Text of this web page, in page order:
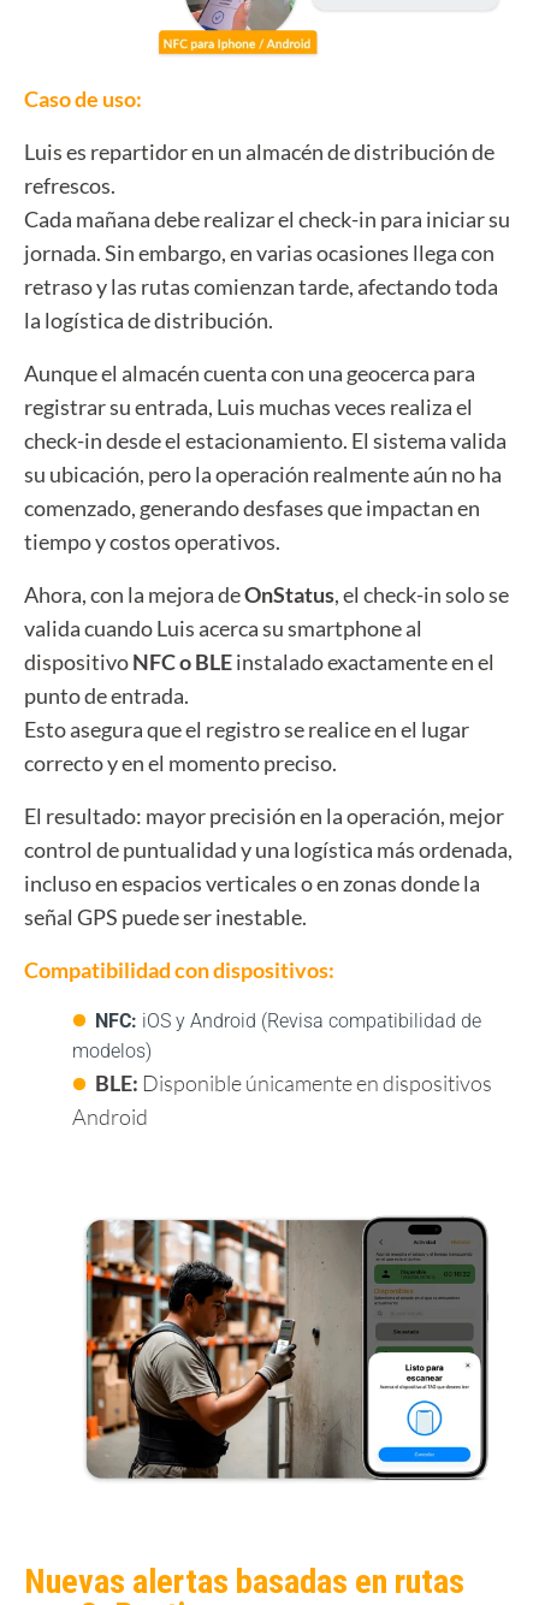
Caso de uso:
Luis es repartidor en un almacén de distribución de
refrescos.
Cada mañana debe realizar el check-in para iniciar su
jornada. Sin embargo, en varias ocasiones llega con
retraso y las rutas comienzan tarde, afectando toda
la logística de distribución.
Aunque el almacén cuenta con una geocerca para
registrar su entrada, Luis muchas veces realiza el
check-in desde el estacionamiento. El sistema valida
su ubicación, pero la operación realmente aún no ha
comenzado, generando desfases que impactan en
tiempo y costos operativos.
Ahora, con la mejora deOnStatus, el check-in solo se
valida cuando Luis acerca su smartphone al
dispositivoNFC o BLEinstalado exactamente en el
punto de entrada.
Esto asegura que el registro se realice en el lugar
correcto y en el momento preciso.
El resultado: mayor precisión en la operación, mejor
control de puntualidad y una logística más ordenada,
incluso en espacios verticales o en zonas donde la
señal GPS puede ser inestable.
Compatibilidad con dispositivos:
NFC: iOS y Android (Revisa compatibilidad de
modelos)
BLE: Disponible únicamente en dispositivos
Android
Nuevas alertas basadas en rutas